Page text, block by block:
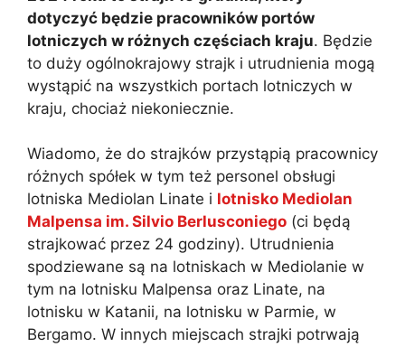
dotyczyć będzie pracowników portów
lotniczych w różnych częściach kraju. Będzie
to duży ogólnokrajowy strajk i utrudnienia mogą
wystąpić na wszystkich portach lotniczych w
kraju, chociaż niekoniecznie.
Wiadomo, że do strajków przystąpią pracownicy
różnych spółek w tym też personel obsługi
lotniska Mediolan Linate i lotnisko Mediolan
Malpensa im. Silvio Berlusconiego (ci będą
strajkować przez 24 godziny). Utrudnienia
spodziewane są na lotniskach w Mediolanie w
tym na lotnisku Malpensa oraz Linate, na
lotnisku w Katanii, na lotnisku w Parmie, w
Bergamo. W innych miejscach strajki potrwają